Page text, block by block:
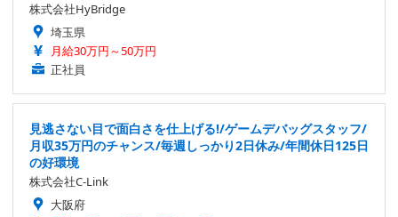
株式会社HyBridge
埼玉県
月給30万円～50万円
正社員
見逃さない目で面白さを仕上げる!/ゲームデバッグスタッフ/
月収35万円のチャンス/毎週しっかり2日休み/年間休日125日
の好環境
株式会社C-Link
大阪府